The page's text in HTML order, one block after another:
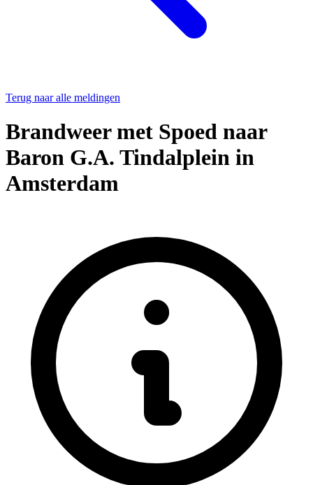
Terug naar alle meldingen
Brandweer met Spoed naar
Baron G.A. Tindalplein in
Amsterdam